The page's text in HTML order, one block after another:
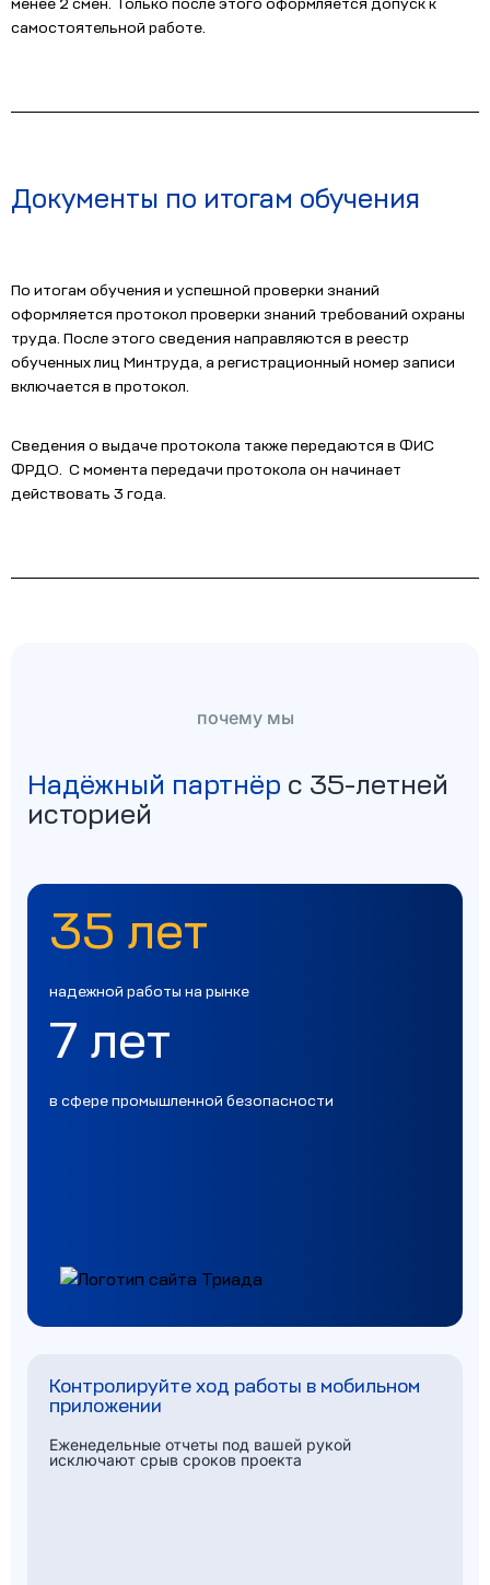
самостоятельной работе.
Документы по итогам обучения
По итогам обучения и успешной проверки знаний
оформляется протокол проверки знаний требований охраны
труда. После этого сведения направляются в реестр
обученных лиц Минтруда, а регистрационный номер записи
включается в протокол.
Сведения о выдаче протокола также передаются в ФИС
ФРДО. С момента передачи протокола он начинает
действовать 3 года.
почему мы
Надёжный партнёр с 35-летней
историей
35 лет
надежной работы на рынке
7 лет
в сфере промышленной безопасности
Контролируйте ход работы в мобильном
приложении
Еженедельные отчеты под вашей рукой
исключают срыв сроков проекта